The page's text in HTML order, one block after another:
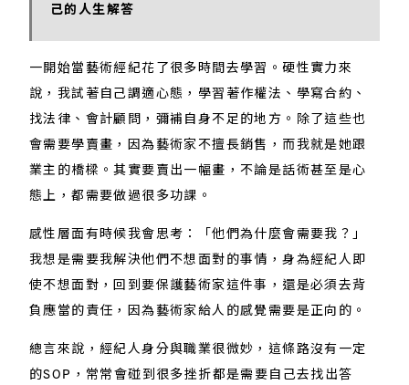
己的人生解答
一開始當藝術經紀花了很多時間去學習。硬性實力來
說，我試著自己調適心態，學習著作權法、學寫合約、
找法律、會計顧問，彌補自身不足的地方。除了這些也
會需要學賣畫，因為藝術家不擅長銷售，而我就是她跟
業主的橋樑。其實要賣出一幅畫，不論是話術甚至是心
態上，都需要做過很多功課。
感性層面有時候我會思考：「他們為什麼會需要我？」
我想是需要我解決他們不想面對的事情，身為經紀人即
使不想面對，回到要保護藝術家這件事，還是必須去背
負應當的責任，因為藝術家給人的感覺需要是正向的。
總言來說，經紀人身分與職業很微妙，這條路沒有一定
的SOP，常常會碰到很多挫折都是需要自己去找出答